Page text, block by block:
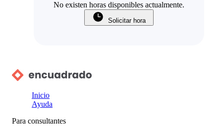
No existen horas disponibles actualmente.
Solicitar hora
Inicio
Ayuda
Para consultantes